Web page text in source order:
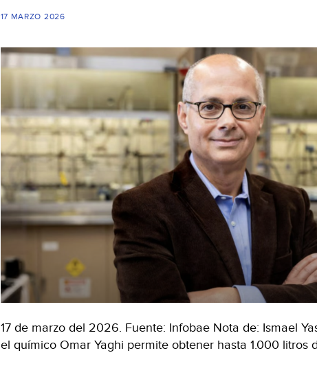
17 MARZO 2026
17 de marzo del 2026. Fuente: Infobae Nota de: Ismael
el químico Omar Yaghi permite obtener hasta 1.000 litros